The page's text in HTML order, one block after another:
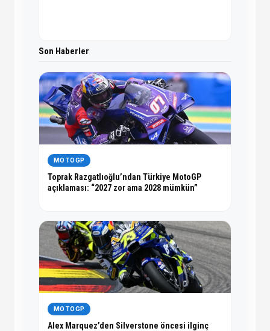
Son Haberler
MOTOGP
Toprak Razgatlıoğlu’ndan Türkiye MotoGP
açıklaması: “2027 zor ama 2028 mümkün”
MOTOGP
Alex Marquez’den Silverstone öncesi ilginç